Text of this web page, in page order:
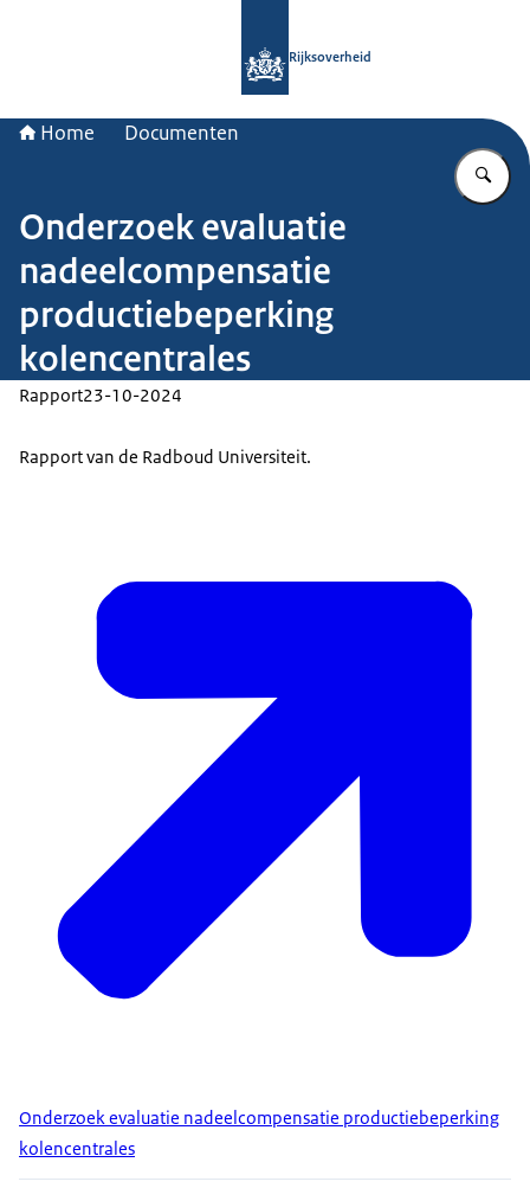
Rijksoverheid
Home Documenten
Onderzoek evaluatie
nadeelcompensatie
productiebeperking
kolencentrales
Rapport23-10-2024
Rapport van de Radboud Universiteit.
Onderzoek evaluatie nadeelcompensatie productiebeperking
kolencentrales